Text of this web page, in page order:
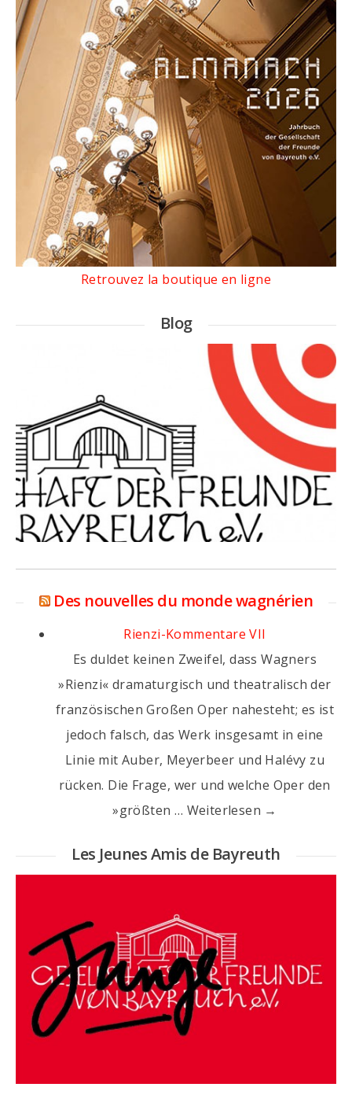
Retrouvez la boutique en ligne
Blog
Des nouvelles du monde wagnérien
Rienzi-Kommentare VII
Es duldet keinen Zweifel, dass Wagners
»Rienzi« dramaturgisch und theatralisch der
französischen Großen Oper nahesteht; es ist
jedoch falsch, das Werk insgesamt in eine
Linie mit Auber, Meyerbeer und Halévy zu
rücken. Die Frage, wer und welche Oper den
»größten … Weiterlesen →
Les Jeunes Amis de Bayreuth